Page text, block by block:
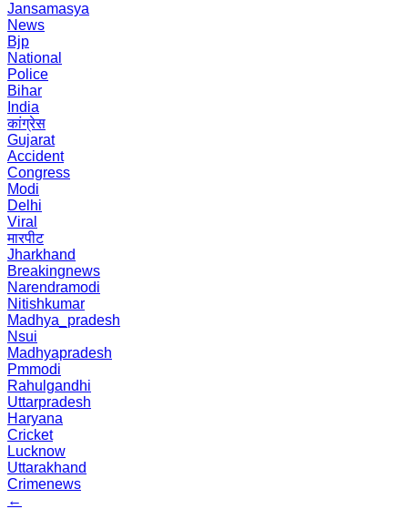
Jansamasya
News
Bjp
National
Police
Bihar
India
कांग्रेस
Gujarat
Accident
Congress
Modi
Delhi
Viral
मारपीट
Jharkhand
Breakingnews
Narendramodi
Nitishkumar
Madhya_pradesh
Nsui
Madhyapradesh
Pmmodi
Rahulgandhi
Uttarpradesh
Haryana
Cricket
Lucknow
Uttarakhand
Crimenews
←